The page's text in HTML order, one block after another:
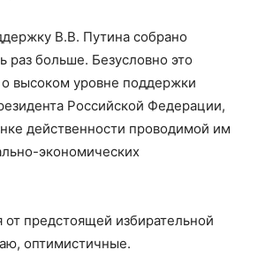
В.В. Путина собрано
раз больше. Безусловно это
о высоком уровне поддержки
Российской Федерации,
действенности проводимой им
экономических
предстоящей избирательной
оптимистичные.